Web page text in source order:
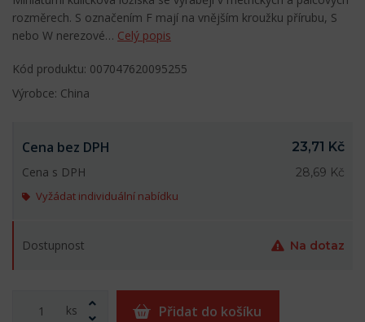
rozměrech. S označením F mají na vnějším kroužku přírubu, S
nebo W nerezové… Celý popis
Kód produktu: 007047620095255
Výrobce: China
Cena bez DPH
23,71 Kč
Cena s DPH
28,69 Kč
Vyžádat individuální nabídku
Dostupnost Na dotaz
ks Přidat do košíku